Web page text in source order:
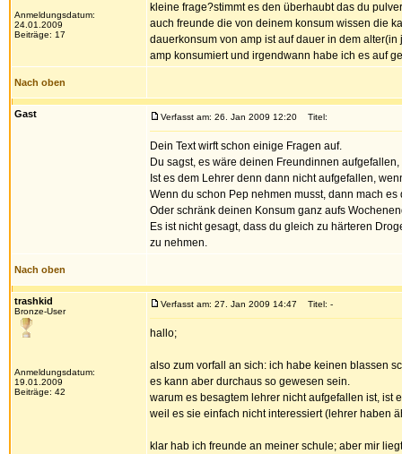
Anmeldungsdatum:
24.01.2009
Beiträge: 17
kleine frage?stimmt es den überhaubt das du
auch freunde die von deinem konsum wissen die
dauerkonsum von amp ist auf dauer in dem
amp konsumiert und irgendwann habe ich es auf
Nach oben
Gast Verfasst am: 26. Jan 2009 12:20 Titel:
Dein Text wirft schon einige Fragen auf.
Du sagst, es wäre deinen Freundinnen
Ist es dem Lehrer denn dann nicht aufgefallen,
Wenn du schon Pep nehmen musst, dann mach
Oder schränk deinen Konsum ganz aufs
Es ist nicht gesagt, dass du gleich zu härteren
zu nehmen.
Nach oben
trashkid
Bronze-User
Anmeldungsdatum:
19.01.2009
Beiträge: 42
Verfasst am: 27. Jan 2009 14:47 Titel: -
hallo;
also zum vorfall an sich: ich habe keinen blassen
es kann aber durchaus so gewesen sein.
warum es besagtem lehrer nicht aufgefallen ist, ist
weil es sie einfach nicht interessiert (lehrer haben
klar hab ich freunde an meiner schule; aber mir